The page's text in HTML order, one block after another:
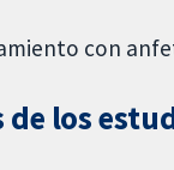
con
los